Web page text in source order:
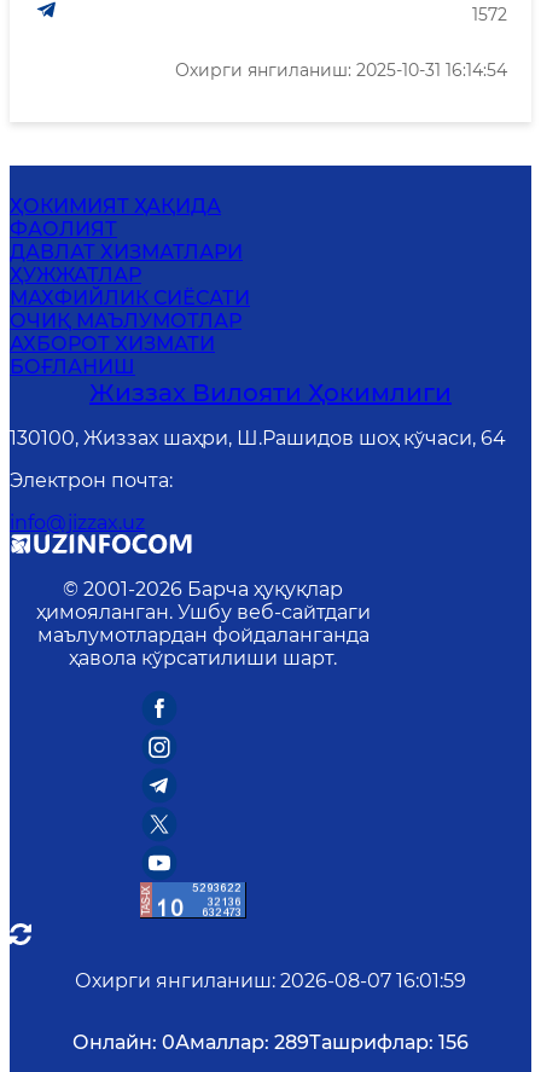
1572
Охирги янгиланиш: 2025-10-31 16:14:54
ҲОКИМИЯТ ҲАҚИДА
ФАОЛИЯТ
ДАВЛАТ ХИЗМАТЛАРИ
ҲУЖЖАТЛАР
MАХФИЙЛИК СИЁСАТИ
ОЧИҚ МАЪЛУМОТЛАР
АХБОРОТ ХИЗМАТИ
БОҒЛАНИШ
Жиззах Вилояти Ҳокимлиги
130100, Жиззах шаҳри, Ш.Рашидов шоҳ кўчаси, 64
Электрон почта:
info@jizzax.uz
© 2001-2026 Барча ҳуқуқлар
ҳимояланган. Ушбу веб-сайтдаги
маълумотлардан фойдаланганда
ҳавола кўрсатилиши шарт.
Охирги янгиланиш: 2026-08-07 16:01:59
Онлайн: 0Амаллар: 289Ташрифлар: 156